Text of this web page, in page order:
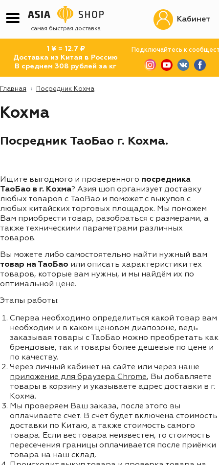
самая быстрая доставка
1 ¥ = 12.7 ₽
Доставка из Китая в Россию
В среднем 308 рублей за кг
Подключайтесь к
Кабинет
Главная Посредник Кохма
Кохма
Посредник ТаоБао г. Кохма.
Ищите выгодного и проверенного посредника
ТаоБао в г. Кохма? Азия шоп организует доставку
любых товаров с TaoBao и поможет с выкупов с
любых китайских торговых площадок. Мы поможем
Вам приобрести товар, разобраться с размерами, а
также техническими параметрами различных
товаров.
Вы можете либо самостоятельно найти нужный вам
товар на ТаоБао или описать характеристики тех
товаров, которые вам нужны, и мы найдём их по
оптимальной цене.
Этапы работы:
Сперва необходимо определиться какой товар вам
необходим и в каком ценовом диапозоне, ведь
заказывая товары с ТаоБао можно преобретать как
брендовые, так и товары более дешевые по цене и
по качеству.
Через личный кабинет на сайте или через наше
приложение для браузера Chrome, Вы добавляете
товары в корзину и указываете адрес доставки в г.
Кохма.
Мы проверяем Ваш заказа, после этого вы
оплачиваете счёт. В счёт будет включена стоимость
доставки по Китаю, а также стоимость самого
товара. Если вес товара неизвестен, то стоимость
пересечения границы оплачивается после приёмки
товара на наш склад.